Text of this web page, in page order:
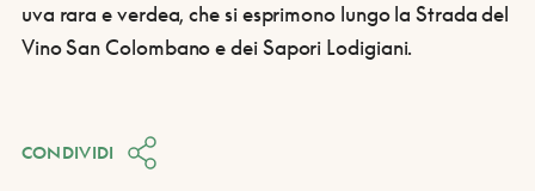
uva rara e verdea, che si esprimono lungo la Strada del
Vino San Colombano e dei Sapori Lodigiani.
CONDIVIDI